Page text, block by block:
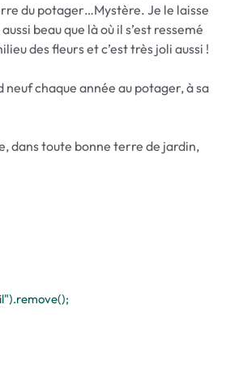
du potager…Mystère. Je le laisse
beau que là où il s’est ressemé
des fleurs et c’est très joli aussi !
neuf chaque année au potager, à sa
dans toute bonne terre de jardin,